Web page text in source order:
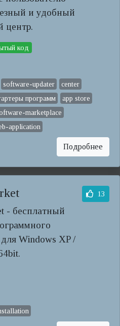
и удобный
центр.
код
software-updater
center
программ
app store
marketplace
application
Подробнее
- бесплатный
Windows XP /
13